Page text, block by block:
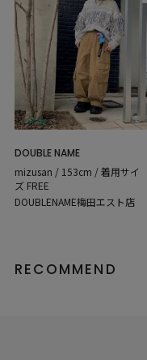
DOUBLE NAME
mizusan / 153cm / 着用サイ
ズ FREE
DOUBLENAME梅田エスト店
RECOMMEND